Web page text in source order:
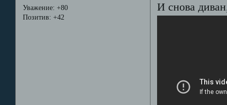
Уважение: +80
Позитив: +42
И снова